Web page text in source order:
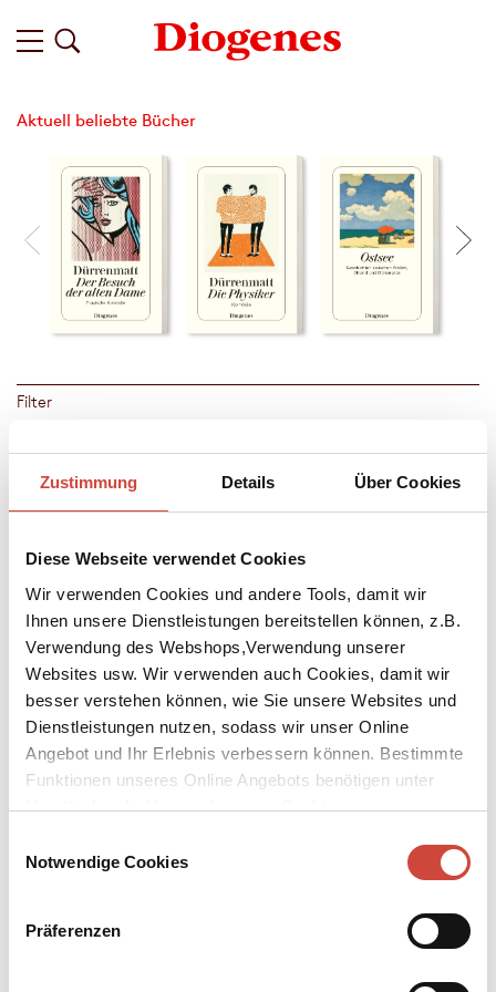
Zustimmung Details Über Cookies
Diese Webseite verwendet Cookies
Wir verwenden Cookies und andere Tools, damit wir
Ihnen unsere Dienstleistungen bereitstellen können, z.B.
Verwendung des Webshops,Verwendung unserer
Websites usw. Wir verwenden auch Cookies, damit wir
besser verstehen können, wie Sie unsere Websites und
Dienstleistungen nutzen, sodass wir unser Online
Angebot und Ihr Erlebnis verbessern können. Bestimmte
Funktionen unseres Online Angebots benötigen unter
Umständen die Verwendung von Cookies von
Notwendige Cookies
Präferenzen
Aktuell beliebte Bücher
Filter